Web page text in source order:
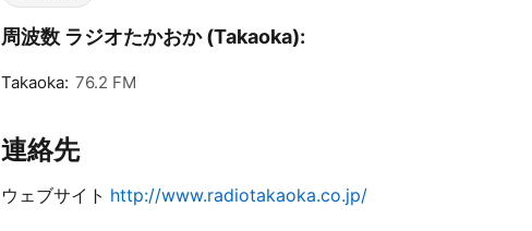
周波数 ラジオたかおか (Takaoka):
Takaoka: 76.2 FM
連絡先
ウェブサイト http://www.radiotakaoka.co.jp/